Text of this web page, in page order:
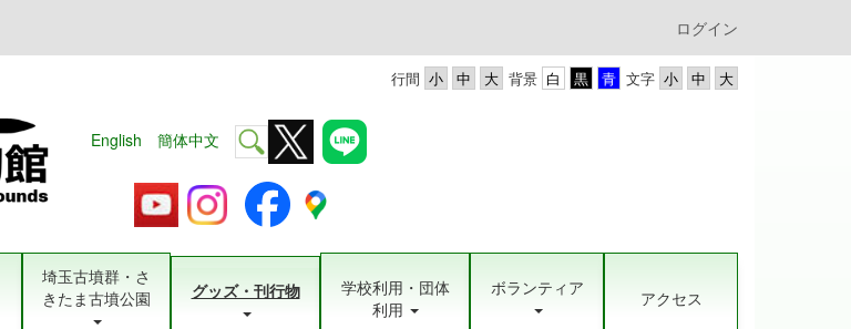
ログイン
文字
背景
行間
English 簡体中文
埼玉古墳群・さ
きたま古墳公園
グッズ・刊行物
学校利用・団体
利用
ボランティア アクセス